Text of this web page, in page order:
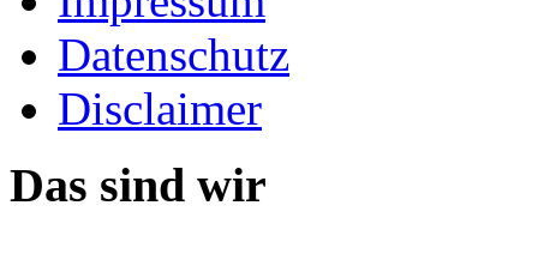
Datenschutz
Disclaimer
Das sind wir